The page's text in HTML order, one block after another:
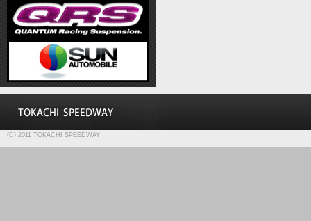
(C) 2011 TOKACHI SPEEDWAY